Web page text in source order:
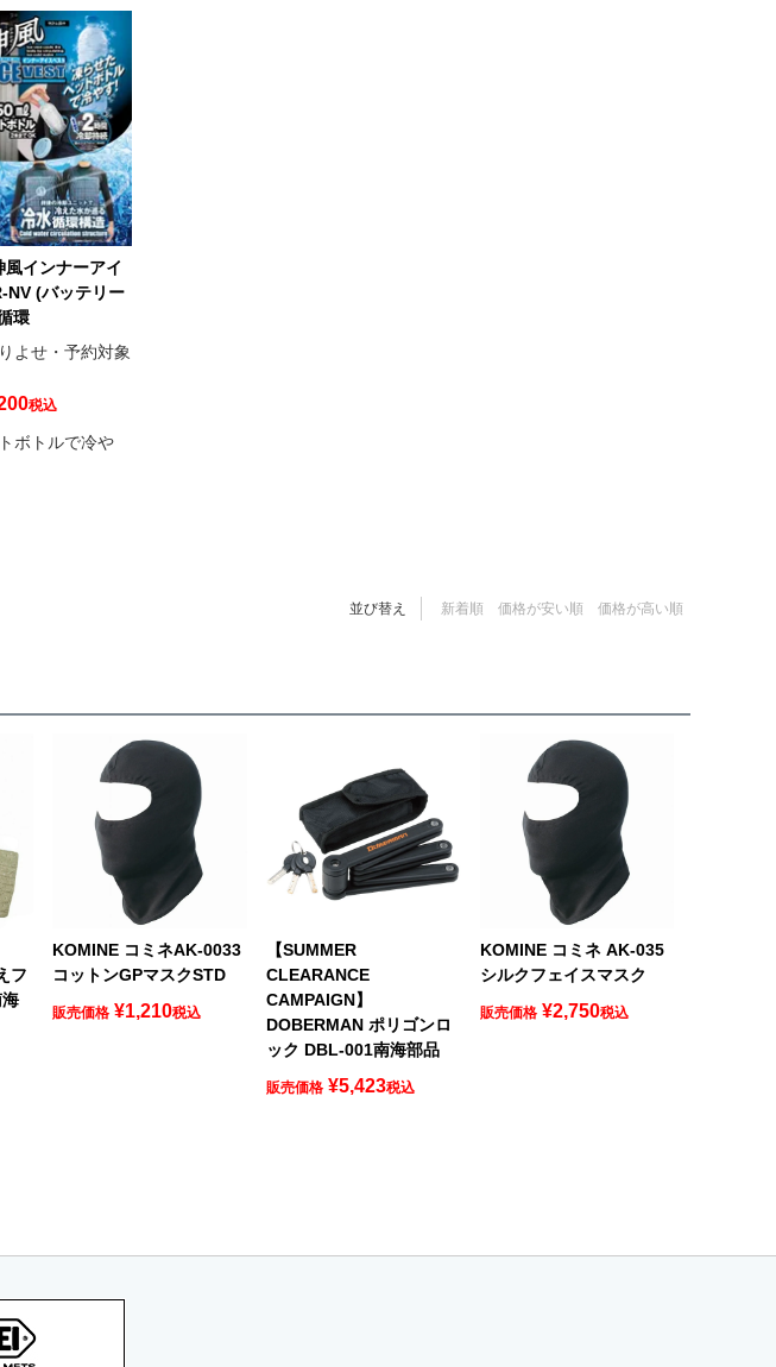
インナーアイ
NV (バッテリー
環
よせ・予約対象
税込
ボトルで冷や
並び替え 新着順 価格が安い順 価格が高い順
フ
KOMINE コミネAK-0033
コットンGPマスクSTD
販売価格 ¥1,210税込
【SUMMER
CLEARANCE
CAMPAIGN】
DOBERMAN ポリゴンロ
ック DBL-001南海部品
販売価格 ¥5,423税込
KOMINE コミネ AK-035
シルクフェイスマスク
販売価格 ¥2,750税込